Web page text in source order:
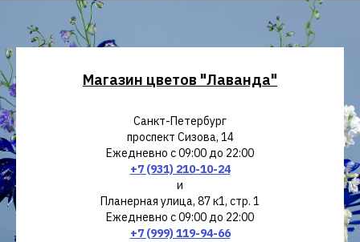
Магазин цветов "Лаванда"
Санкт-Петербург
проспект Сизова, 14
Ежедневно с 09:00 до 22:00
+7 (931) 210-10-24
и
Планерная улица, 87 к1, стр. 1
Ежедневно с 09:00 до 22:00
+7 (999) 119-94-66